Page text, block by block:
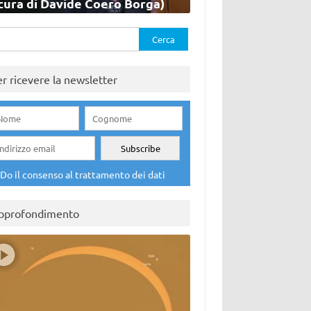
ricevere la newsletter
Do il consenso al trattamento dei dati